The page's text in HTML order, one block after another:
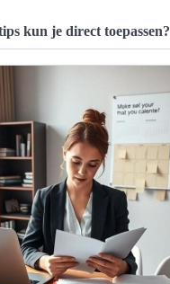
kun je direct toepassen?